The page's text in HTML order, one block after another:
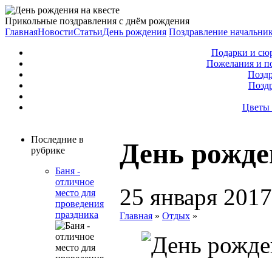
Прикольные поздравления с днём рождения
ГлавнаяНовостиСтатьиДень рождения Поздравление
Подарки и
Пожелания и
Цветы
Последние в
рубрике
Баня -
отличное
место для
проведения
праздника
День
25 января 2017
Главная » Отдых »